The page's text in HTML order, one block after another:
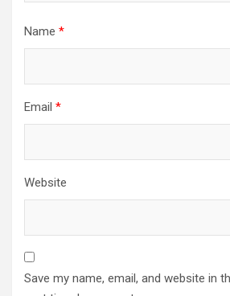
Name *
Email *
Website
Save my name, email, and website in